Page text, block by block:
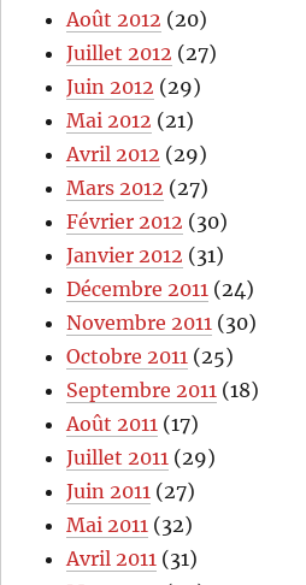
Août 2012 (20)
Juillet 2012 (27)
Juin 2012 (29)
Mai 2012 (21)
Avril 2012 (29)
Mars 2012 (27)
Février 2012 (30)
Janvier 2012 (31)
Décembre 2011 (24)
Novembre 2011 (30)
Octobre 2011 (25)
Septembre 2011 (18)
Août 2011 (17)
Juillet 2011 (29)
Juin 2011 (27)
Mai 2011 (32)
Avril 2011 (31)